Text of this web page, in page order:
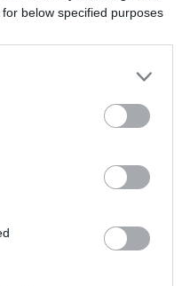
below specified purposes